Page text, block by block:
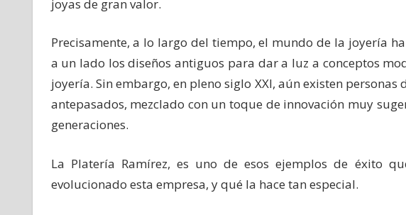
joyas de gran valor.
Precisamente, a lo largo del tiempo, el mundo de la joyería
a un lado los diseños antiguos para dar a luz a conceptos
joyería. Sin embargo, en pleno siglo XXI, aún existen
antepasados, mezclado con un toque de innovación muy
generaciones.
La Platería Ramírez, es uno de esos ejemplos de éxito
evolucionado esta empresa, y qué la hace tan especial.